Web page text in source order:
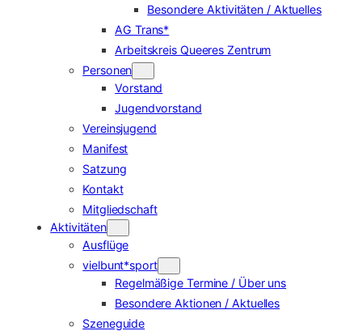
Besondere Aktivitäten / Aktuelles
AG Trans*
Arbeitskreis Queeres Zentrum
Personen
Vorstand
Jugendvorstand
Vereinsjugend
Manifest
Satzung
Kontakt
Mitgliedschaft
Aktivitäten
Ausflüge
vielbunt*sport
Regelmäßige Termine / Über uns
Besondere Aktionen / Aktuelles
Szeneguide